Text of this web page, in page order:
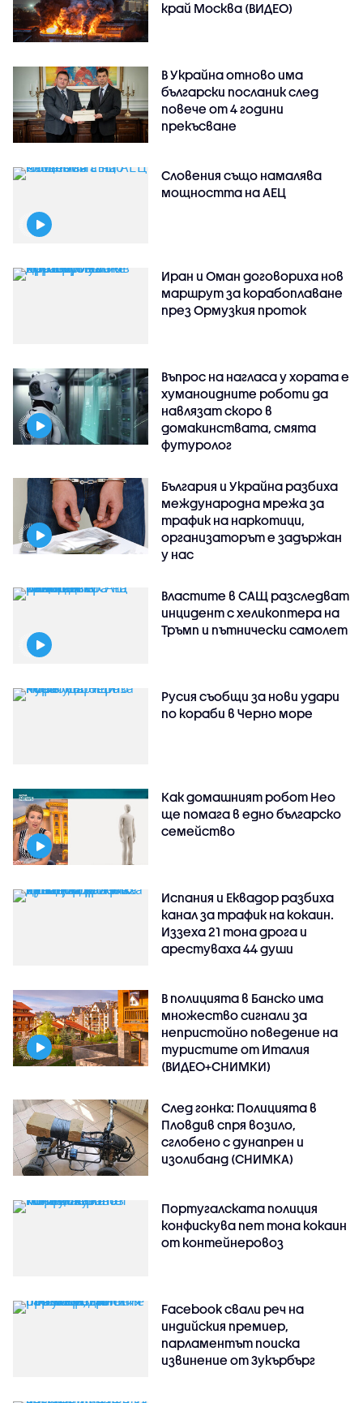
край Москва (ВИДЕО)
В Украйна отново има
български посланик след
повече от 4 години
прекъсване
Словения също намалява
мощността на АЕЦ
Иран и Оман договориха нов
маршрут за корабоплаване
през Ормузкия проток
Въпрос на нагласа у хората е
хуманоидните роботи да
навлязат скоро в
домакинствата, смята
футуролог
България и Украйна разбиха
международна мрежа за
трафик на наркотици,
организаторът е задържан
у нас
Властите в САЩ разследват
инцидент с хеликоптера на
Тръмп и пътнически самолет
Русия съобщи за нови удари
по кораби в Черно море
Как домашният робот Нео
ще помага в едно българско
семейство
Испания и Еквадор разбиха
канал за трафик на кокаин.
Иззеха 21 тона дрога и
арестуваха 44 души
В полицията в Банско има
множество сигнали за
непристойно поведение на
туристите от Италия
(ВИДЕО+СНИМКИ)
След гонка: Полицията в
Пловдив спря возило,
сглобено с дунапрен и
изолибанд (СНИМКА)
Португалската полиция
конфискува пет тона кокаин
от контейнеровоз
Facebook свали реч на
индийския премиер,
парламентът поиска
извинение от Зукърбърг